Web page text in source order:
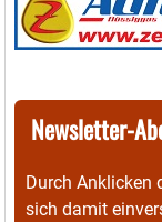
Newsletter-
Durch Anklicken
sich damit